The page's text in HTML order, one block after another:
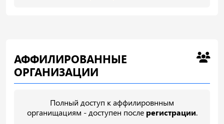
АФФИЛИРОВАННЫЕ
ОРГАНИЗАЦИИ
Полный доступ к аффилировнным
органищациям - доступен после регистрации.